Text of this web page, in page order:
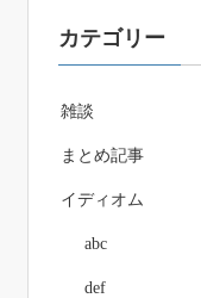
カテゴリー
雑談
まとめ記事
イディオム
abc
def